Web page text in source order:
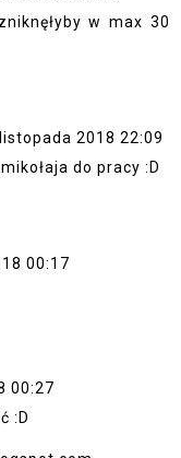
w max 30
2018 22:09
do pracy :D
00:17
00:27
:D